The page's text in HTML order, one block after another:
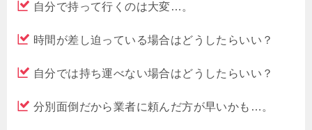
自分で持って行くのは大変…。
時間が差し迫っている場合はどうしたらいい？
自分では持ち運べない場合はどうしたらいい？
分別面倒だから業者に頼んだ方が早いかも…。